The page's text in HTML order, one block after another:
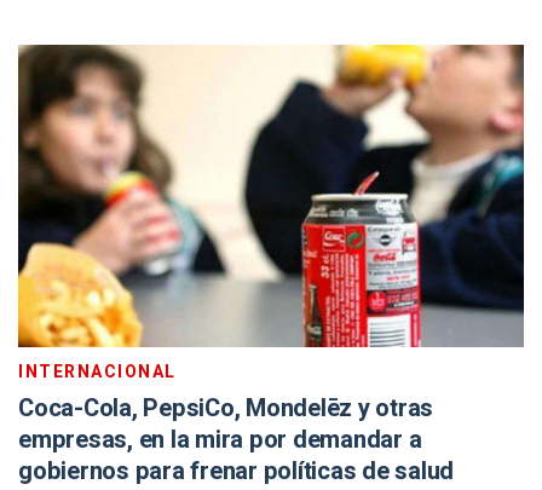
INTERNACIONAL
Coca-Cola, PepsiCo, Mondelēz y otras
empresas, en la mira por demandar a
gobiernos para frenar políticas de salud